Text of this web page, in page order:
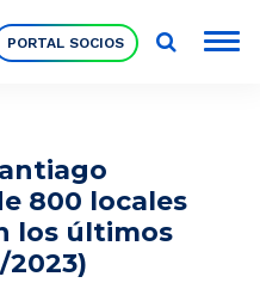
PORTAL SOCIOS
800 locales
los últimos
2023)